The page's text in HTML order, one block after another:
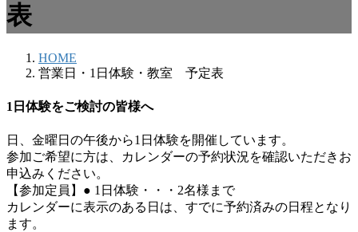
表
HOME
営業日・1日体験・教室 予定表
1日体験をご検討の皆様へ
日、金曜日の午後から1日体験を開催しています。
参加ご希望に方は、カレンダーの予約状況を確認いただきお
申込みください。
【参加定員】● 1日体験・・・2名様まで
カレンダーに表示のある日は、すでに予約済みの日程となり
ます。